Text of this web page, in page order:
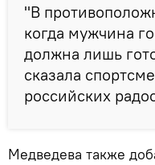
"В
когда мужчина
должна лишь
сказала
российских
Медведева также